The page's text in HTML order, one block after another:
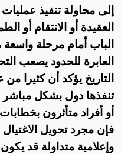
إلى محاولة تنفيذ
العقيدة أو الانتقام أو
الباب أمام مرحلة
العابرة للحدود يصعب
التاريخ يؤكد أن كثيرا
تنفذها دول بشكل
أو أفراد متأثرون
فإن مجرد تحويل
وإعلامية متداولة قد